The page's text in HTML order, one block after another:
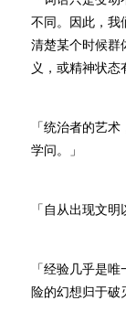
不同。因此，我
清楚某个时候群
义，或精神状态
「统治者的艺
学问。」
「自从出现文
「经验几乎是
险的幻想归于破